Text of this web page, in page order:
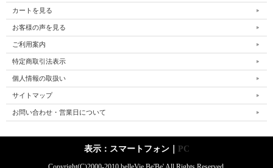
カートを見る
お客様の声を見る
ご利用案内
特定商取引法表示
個人情報の取扱い
サイトマップ
お問い合わせ・営業日について
表示：スマートフォン｜ PC